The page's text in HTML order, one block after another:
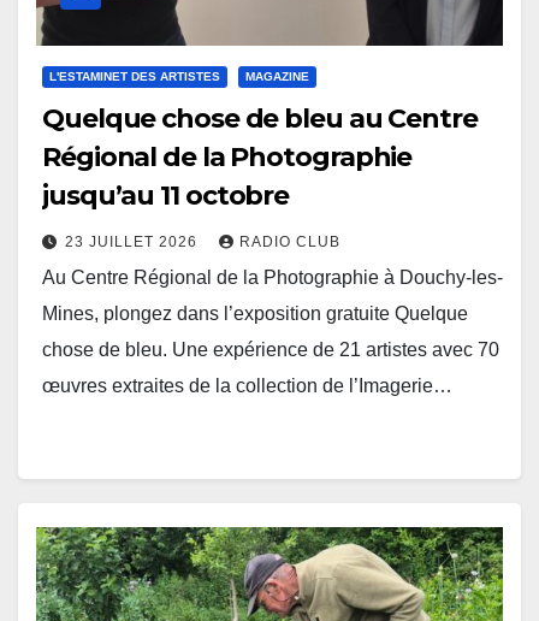
L'ESTAMINET DES ARTISTES MAGAZINE
Quelque chose de bleu au Centre
Régional de la Photographie
jusqu’au 11 octobre
23 JUILLET 2026 RADIO CLUB
Au Centre Régional de la Photographie à Douchy-les-
Mines, plongez dans l’exposition gratuite Quelque
chose de bleu. Une expérience de 21 artistes avec 70
œuvres extraites de la collection de l’Imagerie…